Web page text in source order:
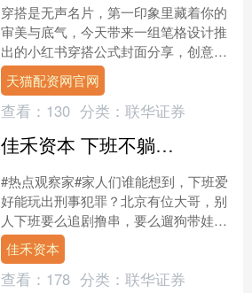
穿搭是无声名片，第一印象里藏着你的
审美与底气，今天带来一组笔格设计推
出的小红书穿搭公式封面分享，创意配
色结合个性单品、拼贴设计，适配冬日
穿搭公式、小红书封面、爆....
天猫配资网官网
查看： 130 分类： 联华证券
佳禾资本 下班不躺平专打鸟？冰箱藏44只“野味”，大哥馋嘴馋出刑事案
#热点观察家#家人们谁能想到，下班爱
好能玩出刑事犯罪？北京有位大哥，别
人下班要么追剧撸串，要么遛狗带娃，
他倒好，背着弹弓就往树林里钻，目标
直指野生小鸟！更离谱的....
佳禾资本
查看： 178 分类： 联华证券